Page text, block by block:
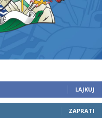
LAJKUJ
ZAPRATI